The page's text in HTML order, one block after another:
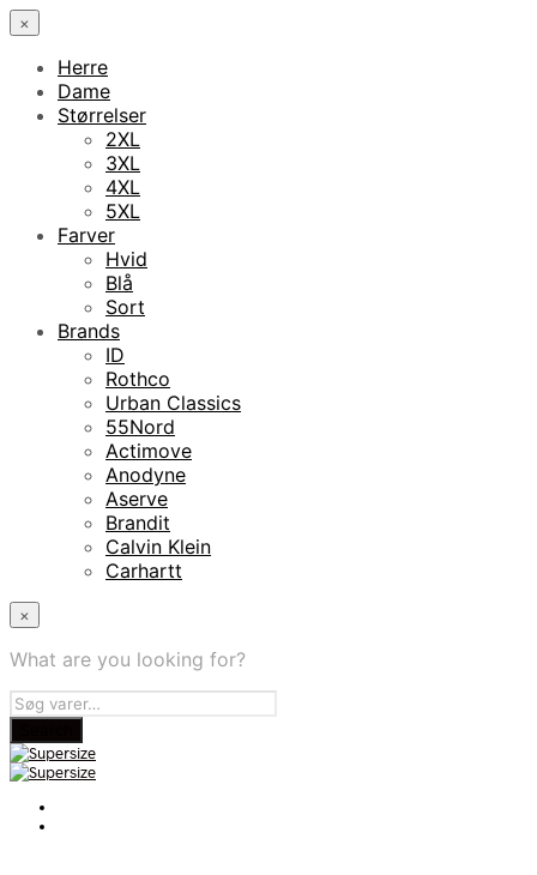
×
Herre
Dame
Størrelser
2XL
3XL
4XL
5XL
Farver
Hvid
Blå
Sort
Brands
ID
Rothco
Urban Classics
55Nord
Actimove
Anodyne
Aserve
Brandit
Calvin Klein
Carhartt
×
What are you looking for?